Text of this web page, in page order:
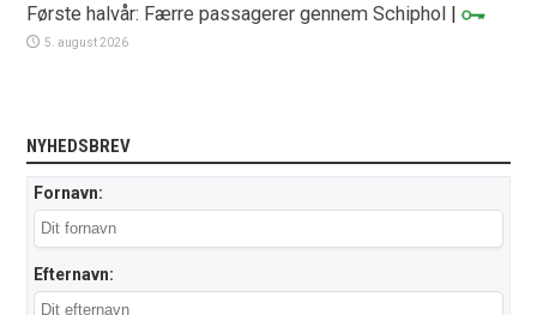
Første halvår: Færre passagerer gennem Schiphol |
5. august 2026
NYHEDSBREV
Fornavn:
Efternavn: